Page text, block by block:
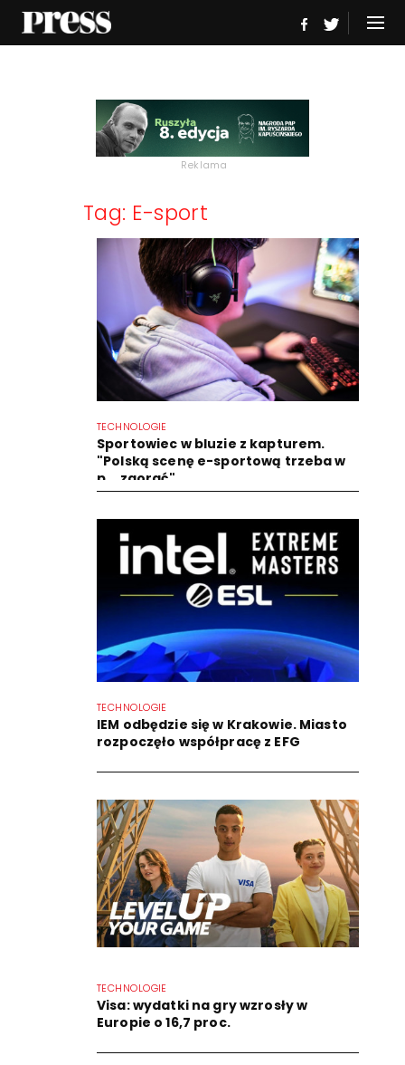
Reklama
Tag: E-sport
TECHNOLOGIE
Sportowiec w bluzie z kapturem.
"Polską scenę e-sportową trzeba w
p... zaorać"
TECHNOLOGIE
IEM odbędzie się w Krakowie. Miasto
rozpoczęło współpracę z EFG
TECHNOLOGIE
Visa: wydatki na gry wzrosły w
Europie o 16,7 proc.